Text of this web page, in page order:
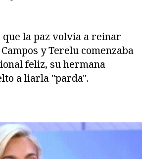
que la paz volvía a reinar
y Terelu comenzaba
feliz, su hermana
a liarla "parda".